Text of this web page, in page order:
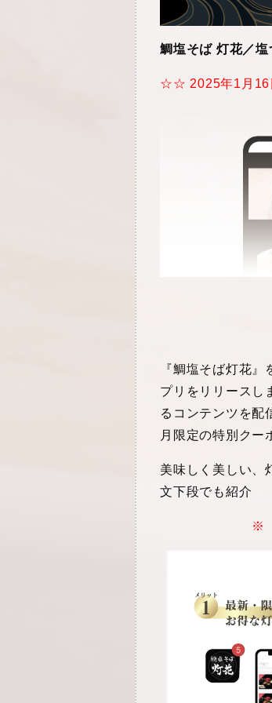
鯛塩そば 灯花／
☆☆ 2025年1月
『鯛塩そば灯花
プリをリリースし
るコンテンツを配
月限定の特別クー
美味しく美しい、
文下段でも紹介
※